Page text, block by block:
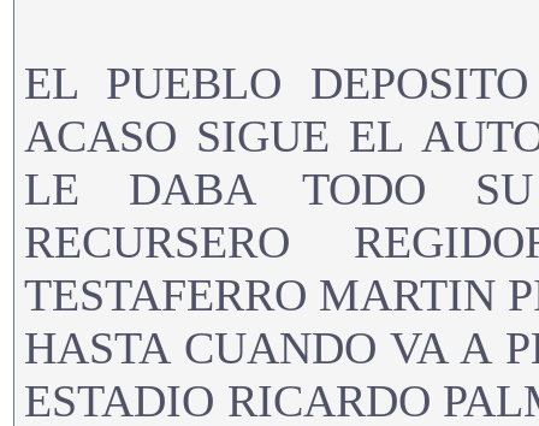
EL PUEBLO
ACASO SIGUE EL
LE DABA TODO
RECURSERO
TESTAFERRO MARTIN
HASTA CUANDO VA A
ESTADIO RICARDO